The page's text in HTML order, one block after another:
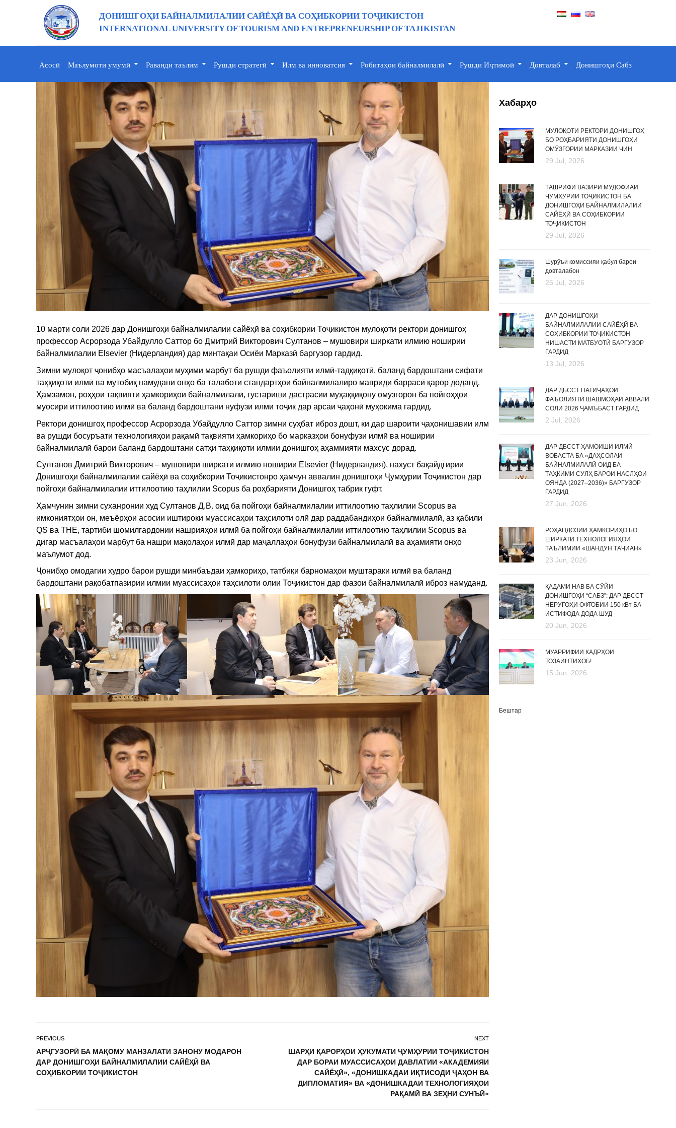
ДОНИШГОҲИ БАЙНАЛМИЛАЛИИ САЙЁҲӢ ВА СОҲИБКОРИИ ТОҶИКИСТОН
INTERNATIONAL UNIVERSITY OF TOURISM AND ENTREPRENEURSHIP OF TAJIKISTAN
Асосӣ Маълумоти умумӣ Раванди таълим Рушди стратегӣ Илм ва инноватсия Робитаҳои байналмилалӣ Рушди Иҷтимоӣ Довталаб Донишгоҳи Сабз
10 марти соли 2026 дар Донишгоҳи байналмилалии сайёҳӣ ва соҳибкории Тоҷикистон мулоқоти ректори донишгоҳ
профессор Асрорзода Убайдулло Саттор бо Дмитрий Викторович Султанов – мушовири ширкати илмию ноширии
байналмилалии Elsevier (Нидерландия) дар минтақаи Осиёи Марказӣ баргузор гардид.
Зимни мулоқот ҷонибҳо масъалаҳои муҳими марбут ба рушди фаъолияти илмӣ-тадқиқотӣ, баланд бардоштани сифати
таҳқиқоти илмӣ ва мутобиқ намудани онҳо ба талаботи стандартҳои байналмилалиро мавриди баррасӣ қарор доданд.
Ҳамзамон, роҳҳои тақвияти ҳамкориҳои байналмилалӣ, густариши дастрасии муҳаққиқону омӯзгорон ба пойгоҳҳои
муосири иттилоотию илмӣ ва баланд бардоштани нуфузи илми тоҷик дар арсаи ҷаҳонӣ муҳокима гардид.
Ректори донишгоҳ профессор Асрорзода Убайдулло Саттор зимни суҳбат иброз дошт, ки дар шароити ҷаҳонишавии илм
ва рушди босуръати технологияҳои рақамӣ тақвияти ҳамкориҳо бо марказҳои бонуфузи илмӣ ва ноширии
байналмилалӣ барои баланд бардоштани сатҳи таҳқиқоти илмии донишгоҳ аҳаммияти махсус дорад.
Султанов Дмитрий Викторович – мушовири ширкати илмию ноширии Elsevier (Нидерландия), нахуст бақайдгирии
Донишгоҳи байналмилалии сайёҳӣ ва соҳибкории Тоҷикистонро ҳамчун аввалин донишгоҳи Ҷумҳурии Тоҷикистон дар
пойгоҳи байналмилалии иттилоотию таҳлилии Scopus ба роҳбарияти Донишгоҳ табрик гуфт.
Ҳамчунин зимни суханронии худ Султанов Д.В. оид ба пойгоҳи байналмилалии иттилоотию таҳлилии Scopus ва
имкониятҳои он, меъёрҳои асосии иштироки муассисаҳои таҳсилоти олӣ дар раддабандиҳои байналмилалӣ, аз қабили
QS ва THE, тартиби шомилгардонии нашрияҳои илмӣ ба пойгоҳи байналмилалии иттилоотию таҳлилии Scopus ва
дигар масъалаҳои марбут ба нашри мақолаҳои илмӣ дар маҷаллаҳои бонуфузи байналмилалӣ ва аҳамияти онҳо
маълумот дод.
Ҷонибҳо омодагии худро барои рушди минбаъдаи ҳамкориҳо, татбиқи барномаҳои муштараки илмӣ ва баланд
бардоштани рақобатпазирии илмии муассисаҳои таҳсилоти олии Тоҷикистон дар фазои байналмилалӣ иброз намуданд.
PREVIOUS
АРҶГУЗОРӢ БА МАҚОМУ МАНЗАЛАТИ ЗАНОНУ МОДАРОН
ДАР ДОНИШГОҲИ БАЙНАЛМИЛАЛИИ САЙЁҲӢ ВА
СОҲИБКОРИИ ТОҶИКИСТОН
NEXT
ШАРҲИ ҚАРОРҲОИ ҲУКУМАТИ ҶУМҲУРИИ ТОҶИКИСТОН
ДАР БОРАИ МУАССИСАҲОИ ДАВЛАТИИ «АКАДЕМИЯИ
САЙЁҲӢ», «ДОНИШКАДАИ ИҚТИСОДИ ҶАҲОН ВА
ДИПЛОМАТИЯ» ВА «ДОНИШКАДАИ ТЕХНОЛОГИЯҲОИ
РАҚАМӢ ВА ЗЕҲНИ СУНЪӢ»
Хабарҳо
МУЛОҚОТИ РЕКТОРИ ДОНИШГОҲ
БО РОҲБАРИЯТИ ДОНИШГОҲИ
ОМӮЗГОРИИ МАРКАЗИИ ЧИН
29 Jul, 2026
ТАШРИФИ ВАЗИРИ МУДОФИАИ
ҶУМҲУРИИ ТОҶИКИСТОН БА
ДОНИШГОҲИ БАЙНАЛМИЛАЛИИ
САЙЁҲӢ ВА СОҲИБКОРИИ
ТОҶИКИСТОН
29 Jul, 2026
Шурӯъи комиссияи қабул барои
довталабон
25 Jul, 2026
ДАР ДОНИШГОҲИ
БАЙНАЛМИЛАЛИИ САЙЁҲӢ ВА
СОҲИБКОРИИ ТОҶИКИСТОН
НИШАСТИ МАТБУОТӢ БАРГУЗОР
ГАРДИД
13 Jul, 2026
ДАР ДБССТ НАТИҶАҲОИ
ФАЪОЛИЯТИ ШАШМОҲАИ АВВАЛИ
СОЛИ 2026 ҶАМЪБАСТ ГАРДИД
2 Jul, 2026
ДАР ДБССТ ҲАМОИШИ ИЛМӢ
ВОБАСТА БА «ДАҲСОЛАИ
БАЙНАЛМИЛАЛӢ ОИД БА
ТАҲКИМИ СУЛҲ БАРОИ НАСЛҲОИ
ОЯНДА (2027–2036)» БАРГУЗОР
ГАРДИД
27 Jun, 2026
РОҲАНДОЗИИ ҲАМКОРИҲО БО
ШИРКАТИ ТЕХНОЛОГИЯҲОИ
ТАЪЛИМИИ «ШАНДУН ТАҶИАН»
23 Jun, 2026
ҚАДАМИ НАВ БА СӮЙИ
ДОНИШГОҲИ “САБЗ”: ДАР ДБССТ
НЕРУГОҲИ ОФТОБИИ 150 кВт БА
ИСТИФОДА ДОДА ШУД
20 Jun, 2026
МУАРРИФИИ КАДРҲОИ
ТОЗАИНТИХОБ!
15 Jun, 2026
Бештар